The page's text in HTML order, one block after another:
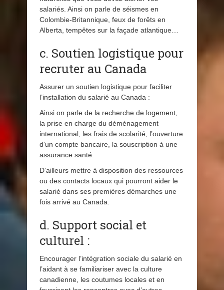
salariés. Ainsi on parle de séismes en
Colombie-Britannique, feux de forêts en
Alberta, tempêtes sur la façade atlantique…
c. Soutien logistique pour
recruter au Canada
Assurer un soutien logistique pour faciliter
l’installation du salarié au Canada :
Ainsi on parle de la recherche de logement,
la prise en charge du déménagement
international, les frais de scolarité, l’ouverture
d’un compte bancaire, la souscription à une
assurance santé.
D’ailleurs mettre à disposition des ressources
ou des contacts locaux qui pourront aider le
salarié dans ses premières démarches une
fois arrivé au Canada.
d. Support social et
culturel :
Encourager l’intégration sociale du salarié en
l’aidant à se familiariser avec la culture
canadienne, les coutumes locales et en